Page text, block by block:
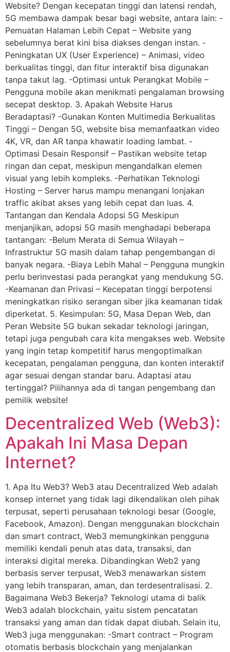
Website? Dengan kecepatan tinggi dan latensi rendah,
5G membawa dampak besar bagi website, antara lain: -
Pemuatan Halaman Lebih Cepat – Website yang
sebelumnya berat kini bisa diakses dengan instan. -
Peningkatan UX (User Experience) – Animasi, video
berkualitas tinggi, dan fitur interaktif bisa digunakan
tanpa takut lag. -Optimasi untuk Perangkat Mobile –
Pengguna mobile akan menikmati pengalaman browsing
secepat desktop. 3. Apakah Website Harus
Beradaptasi? -Gunakan Konten Multimedia Berkualitas
Tinggi – Dengan 5G, website bisa memanfaatkan video
4K, VR, dan AR tanpa khawatir loading lambat. -
Optimasi Desain Responsif – Pastikan website tetap
ringan dan cepat, meskipun mengandalkan elemen
visual yang lebih kompleks. -Perhatikan Teknologi
Hosting – Server harus mampu menangani lonjakan
traffic akibat akses yang lebih cepat dan luas. 4.
Tantangan dan Kendala Adopsi 5G Meskipun
menjanjikan, adopsi 5G masih menghadapi beberapa
tantangan: -Belum Merata di Semua Wilayah –
Infrastruktur 5G masih dalam tahap pengembangan di
banyak negara. -Biaya Lebih Mahal – Pengguna mungkin
perlu berinvestasi pada perangkat yang mendukung 5G.
-Keamanan dan Privasi – Kecepatan tinggi berpotensi
meningkatkan risiko serangan siber jika keamanan tidak
diperketat. 5. Kesimpulan: 5G, Masa Depan Web, dan
Peran Website 5G bukan sekadar teknologi jaringan,
tetapi juga pengubah cara kita mengakses web. Website
yang ingin tetap kompetitif harus mengoptimalkan
kecepatan, pengalaman pengguna, dan konten interaktif
agar sesuai dengan standar baru. Adaptasi atau
tertinggal? Pilihannya ada di tangan pengembang dan
pemilik website!
Decentralized Web (Web3):
Apakah Ini Masa Depan
Internet?
1. Apa Itu Web3? Web3 atau Decentralized Web adalah
konsep internet yang tidak lagi dikendalikan oleh pihak
terpusat, seperti perusahaan teknologi besar (Google,
Facebook, Amazon). Dengan menggunakan blockchain
dan smart contract, Web3 memungkinkan pengguna
memiliki kendali penuh atas data, transaksi, dan
interaksi digital mereka. Dibandingkan Web2 yang
berbasis server terpusat, Web3 menawarkan sistem
yang lebih transparan, aman, dan terdesentralisasi. 2.
Bagaimana Web3 Bekerja? Teknologi utama di balik
Web3 adalah blockchain, yaitu sistem pencatatan
transaksi yang aman dan tidak dapat diubah. Selain itu,
Web3 juga menggunakan: -Smart contract – Program
otomatis berbasis blockchain yang menjalankan